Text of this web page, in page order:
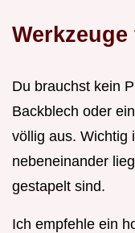
Du brauchst kein
Backblech oder
völlig aus. Wichtig
nebeneinander
gestapelt sind.
Ich empfehle ein